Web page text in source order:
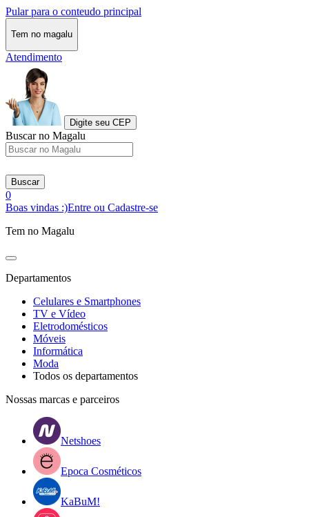
Pular para o conteudo principal
Tem no magalu
Atendimento
Digite seu CEP
Buscar no Magalu
Buscar
0
Boas vindas :)Entre ou Cadastre-se
Tem no Magalu
Departamentos
Celulares e Smartphones
TV e Vídeo
Eletrodomésticos
Móveis
Informática
Moda
Todos os departamentos
Nossas marcas e parceiros
Netshoes
Epoca Cosméticos
KaBuM!